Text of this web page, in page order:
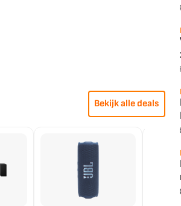
Bekijk alle deals